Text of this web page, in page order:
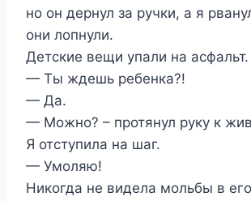
но он дернул за ручки, а я
они лопнули.
Детские вещи упали на асфальт.
— Ты ждешь ребенка?!
— Да.
— Можно? – протянул руку к
Я отступила на шаг.
— Умоляю!
Никогда не видела мольбы в его